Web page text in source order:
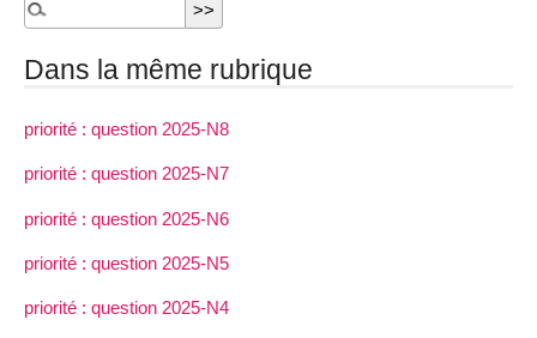
Dans la même rubrique
priorité : question 2025-N8
priorité : question 2025-N7
priorité : question 2025-N6
priorité : question 2025-N5
priorité : question 2025-N4